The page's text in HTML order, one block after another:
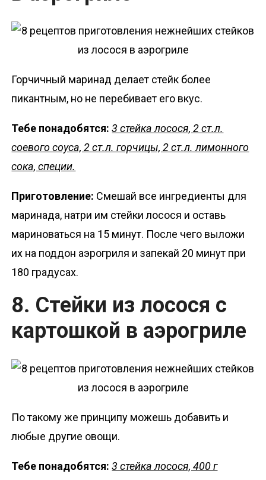
Горчичный маринад делает стейк более
пикантным, но не перебивает его вкус.
Тебе понадобятся:3 стейка лосося, 2 ст.л.
соевого соуса, 2 ст.л. горчицы, 2 ст.л. лимонного
сока, специи.
Приготовление: Смешай все ингредиенты для
маринада, натри им стейки лосося и оставь
мариноваться на 15 минут. После чего выложи
их на поддон аэрогриля и запекай 20 минут при
180 градусах.
8. Стейки из лосося с
картошкой в аэрогриле
По такому же принципу можешь добавить и
любые другие овощи.
Тебе понадобятся:3 стейка лосося, 400 г